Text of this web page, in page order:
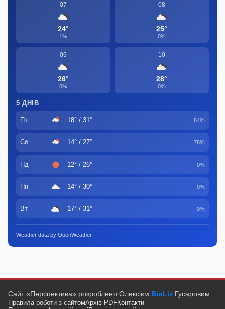
07
24°
1%
08
25°
0%
09
26°
0%
10
28°
0%
5 ДНІВ
Пт 18° / 31° 84%
Сб 14° / 27° 78%
Нд 12° / 26° 0%
Пн 14° / 30° 0%
Вт 17° / 31° 0%
Weather data by OpenWeather
Сайт «Перспектива» розроблено Олексієм BinLiz Гусаровим.
Правила роботи з сайтомАрхів PDFКонтакти